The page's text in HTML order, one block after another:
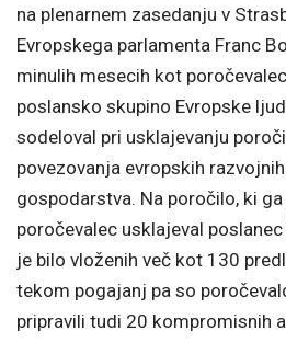
na plenarnem zasedanju v
Evropskega parlamenta Franc
minulih mesecih kot
poslansko skupino Evropske
sodeloval pri usklajevanju
povezovanja evropskih
gospodarstva. Na poročilo, ki
poročevalec usklajeval
je bilo vloženih več kot 130
tekom pogajanj pa so
pripravili tudi 20 kompromisnih